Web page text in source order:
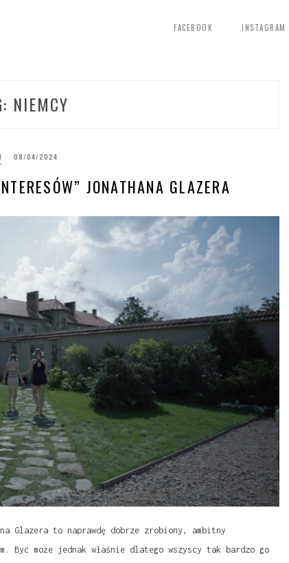
FACEBOOK INSTAGRAM
NIEMCY
08/04/2024
JONATHANA GLAZERA
Glazera to naprawdę dobrze zrobiony, ambitny
może jednak właśnie dlatego wszyscy tak bardzo go